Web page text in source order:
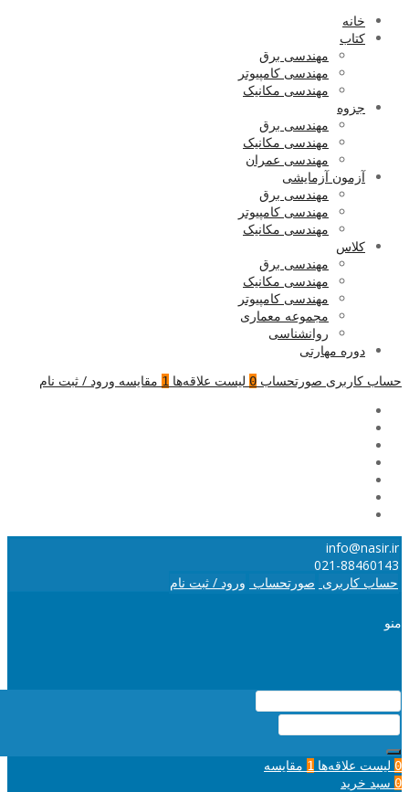
خانه
کتاب
مهندسی برق
مهندسی کامپیوتر
مهندسی مکانیک
جزوه
مهندسی برق
مهندسی مکانیک
مهندسی عمران
آزمون آزمایشی
مهندسی برق
مهندسی کامپیوتر
مهندسی مکانیک
کلاس
مهندسی برق
مهندسی مکانیک
مهندسی کامپیوتر
مجموعه معماری
روانشناسی
دوره مهارتی
حساب کاربری صورتحساب 0 لیست علاقه‌ها 1 مقایسه ورود / ثبت نام
info@nasir.ir
021-88460143
حساب کاربری صورتحساب ورود / ثبت نام
منو
0 لیست علاقه‌ها 1 مقایسه
0 سبد خرید